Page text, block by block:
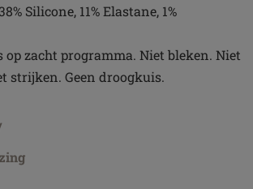
Silicone, 11% Elastane, 1%
op zacht programma. Niet bleken. Niet
strijken. Geen droogkuis.